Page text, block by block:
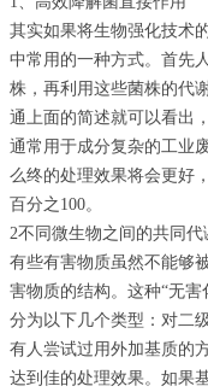
其实如果将生物强化技术
中常用的一种方式。首先
株，再利用这些菌株的代
通上面的简述就可以看出
通常用于成分复杂的工业
么终的处理效果将会更好
百分之100。
2不同微生物之间的共同代
有些有害物质虽然不能够
害物质的结构。这种“无
分为以下几个类型：对二
有人尝试过用外加基质的
达到佳的处理效果。如果